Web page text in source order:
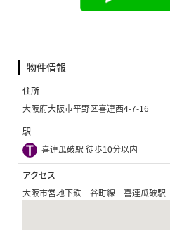
物件情報
住所
大阪府大阪市平野区喜連西4-7-16
駅
喜連瓜破駅 徒歩10分以内
アクセス
大阪市営地下鉄 谷町線 喜連瓜破駅